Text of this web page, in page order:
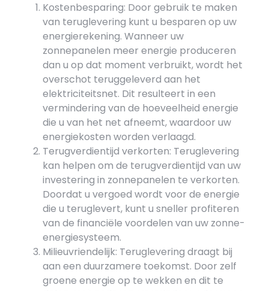
Kostenbesparing: Door gebruik te maken
van teruglevering kunt u besparen op uw
energierekening. Wanneer uw
zonnepanelen meer energie produceren
dan u op dat moment verbruikt, wordt het
overschot teruggeleverd aan het
elektriciteitsnet. Dit resulteert in een
vermindering van de hoeveelheid energie
die u van het net afneemt, waardoor uw
energiekosten worden verlaagd.
Terugverdientijd verkorten: Teruglevering
kan helpen om de terugverdientijd van uw
investering in zonnepanelen te verkorten.
Doordat u vergoed wordt voor de energie
die u teruglevert, kunt u sneller profiteren
van de financiële voordelen van uw zonne-
energiesysteem.
Milieuvriendelijk: Teruglevering draagt bij
aan een duurzamere toekomst. Door zelf
groene energie op te wekken en dit te